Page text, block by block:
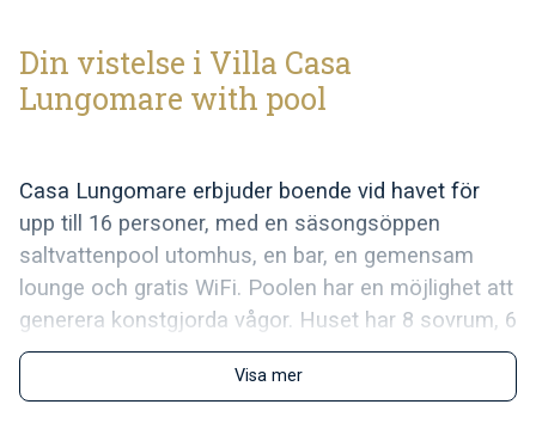
Din vistelse i Villa Casa
Lungomare with pool
Casa Lungomare erbjuder boende vid havet för
upp till 16 personer, med en säsongsöppen
saltvattenpool utomhus, en bar, en gemensam
lounge och gratis WiFi. Poolen har en möjlighet att
generera konstgjorda vågor. Huset har 8 sovrum, 6
badrum, 4 kök och 4 vardagsrum, en uteplats med
utsikt över poolen och en balkong med havsutsikt.
Visa mer